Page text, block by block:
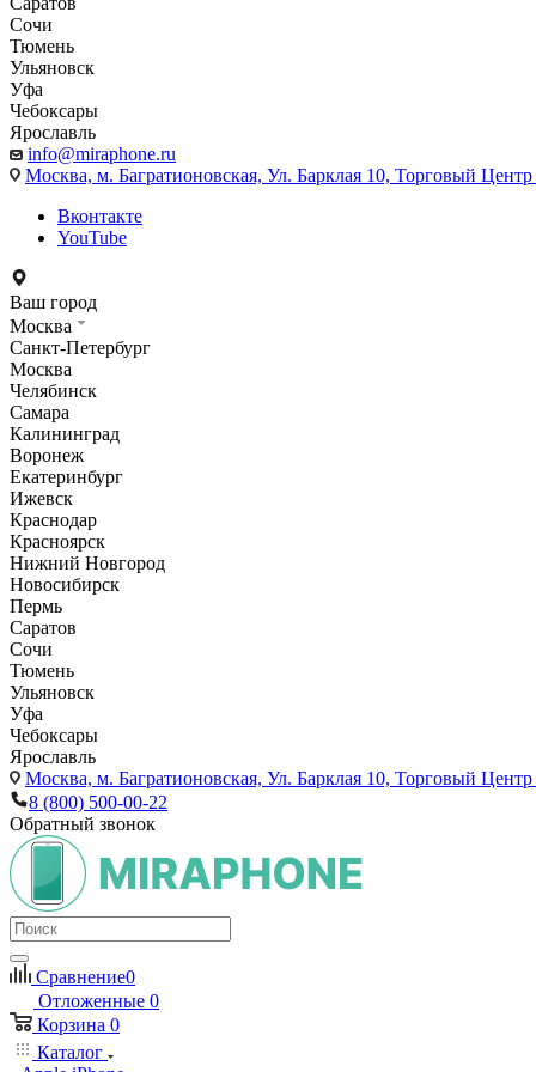
Сочи
Тюмень
Ульяновск
Уфа
Чебоксары
Ярославль
info@miraphone.ru
Москва, м. Багратионовская, Ул. Барклая 10, Торговый
Вконтакте
YouTube
Ваш город
Москва
Санкт-Петербург
Москва
Челябинск
Самара
Калининград
Воронеж
Екатеринбург
Ижевск
Краснодар
Красноярск
Нижний Новгород
Новосибирск
Пермь
Саратов
Сочи
Тюмень
Ульяновск
Уфа
Чебоксары
Ярославль
Москва, м. Багратионовская, Ул. Барклая 10, Торговый
8 (800) 500-00-22
Обратный звонок
Сравнение0
Отложенные 0
Корзина 0
Каталог